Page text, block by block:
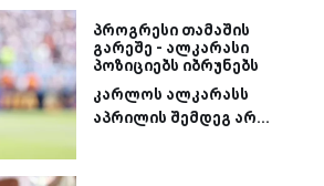
პროგრესი თამაშის
გარეშე - ალკარასი
პოზიციებს იბრუნებს
კარლოს ალკარასს
აპრილის შემდეგ არ...